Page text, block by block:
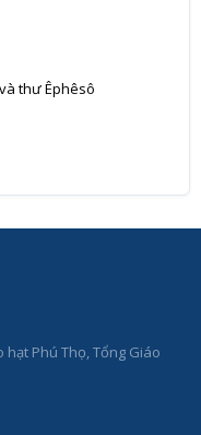
thư Êphêsô
Phú Thọ, Tổng Giáo